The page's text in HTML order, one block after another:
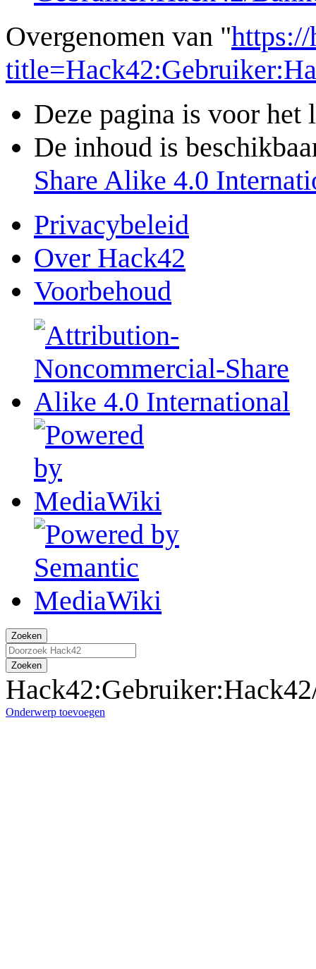
Overgenomen van "
Deze pagina is voor het
De inhoud is
Share Alike 4.0
Privacybeleid
Over Hack42
Voorbehoud
Zoeken
Zoeken
Hack42:
Onderwerp toevoegen